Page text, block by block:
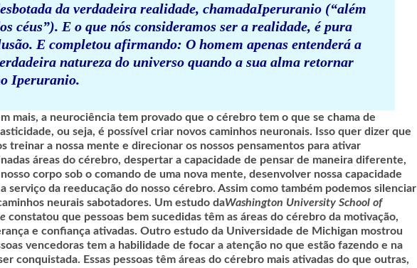
da verdadeira realidade, chamadaIperuranio (“além
céus”). E o que nós consideramos ser a realidade, é pura
E completou afirmando: O homem apenas entenderá a
natureza do universo quando a sua alma retornar
Iperuranio.
mais, a neurociência tem provado que o cérebro tem o que se chama de
ou seja, é possível criar novos caminhos neuronais. Isso quer dizer que
treinar a nossa mente e direcionar os nossos pensamentos para ativar
áreas do cérebro, despertar a capacidade de pensar de maneira diferente,
corpo sob o comando de uma nova mente, desenvolver nossa capacidade
serviço da reeducação do nosso cérebro. Assim como também podemos silenciar
neurais sabotadores. Um estudo daWashington University School of
constatou que pessoas bem sucedidas têm as áreas do cérebro da motivação,
e confiança ativadas. Outro estudo da Universidade de Michigan mostrou
vencedoras tem a habilidade de focar a atenção no que estão fazendo e na
conquistada. Essas pessoas têm áreas do cérebro mais ativadas do que outras,